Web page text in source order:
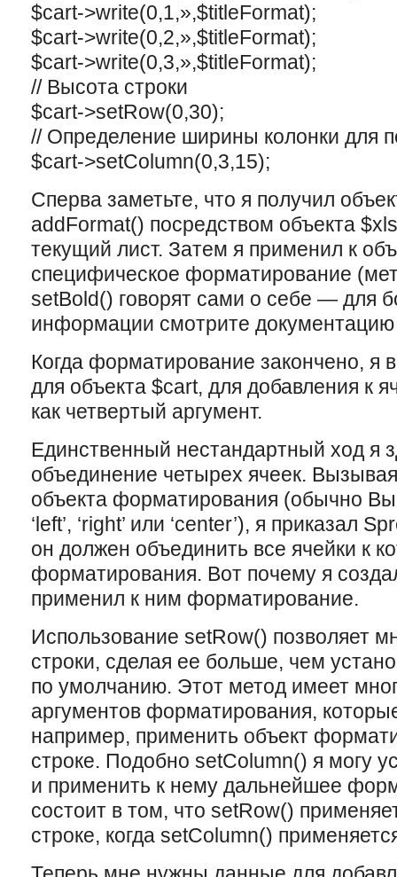
$cart->write(0,1,»,$titleFormat);
$cart->write(0,2,»,$titleFormat);
$cart->write(0,3,»,$titleFormat);
// Высота строки
$cart->setRow(0,30);
// Определение ширины колонки для
$cart->setColumn(0,3,15);
Сперва заметьте, что я получил
addFormat() посредством объекта
текущий лист. Затем я применил к
специфическое форматирование
setBold() говорят сами о себе — для
информации смотрите документацию
Когда форматирование закончено,
для объекта $cart, для добавления к
как четвертый аргумент.
Единственный нестандартный ход я
объединение четырех ячеек. Вызывая
объекта форматирования (обычно Вы
‘left’, ‘right’ или ‘center’), я приказал
он должен объединить все ячейки к
форматирования. Вот почему я
применил к ним форматирование.
Использование setRow() позволяет
строки, сделая ее больше, чем
по умолчанию. Этот метод имеет
аргументов форматирования,
например, применить объект
строке. Подобно setColumn() я могу
и применить к нему дальнейшее
состоит в том, что setRow()
строке, когда setColumn()